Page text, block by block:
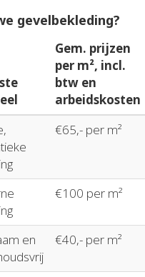
gevelbekleding?
Gem. prijzen
per m², incl.
btw en
arbeidskosten
€65,- per m²
€100 per m²
en
€40,- per m²